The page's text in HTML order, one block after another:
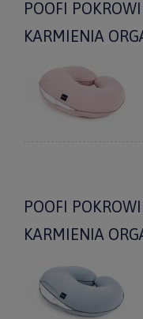
POOFI
KARMIENIA
POOFI
KARMIENIA